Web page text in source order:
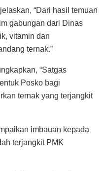
“Dari hasil temuan
gabungan dari Dinas
vitamin dan
ternak.”
“Satgas
Posko bagi
ternak yang terjangkit
imbauan kepada
terjangkit PMK